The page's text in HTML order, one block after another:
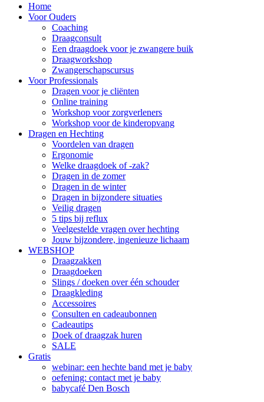
Home
Voor Ouders
Coaching
Draagconsult
Een draagdoek voor je zwangere buik
Draagworkshop
Zwangerschapscursus
Voor Professionals
Dragen voor je cliënten
Online training
Workshop voor zorgverleners
Workshop voor de kinderopvang
Dragen en Hechting
Voordelen van dragen
Ergonomie
Welke draagdoek of -zak?
Dragen in de zomer
Dragen in de winter
Dragen in bijzondere situaties
Veilig dragen
5 tips bij reflux
Veelgestelde vragen over hechting
Jouw bijzondere, ingenieuze lichaam
WEBSHOP
Draagzakken
Draagdoeken
Slings / doeken over één schouder
Draagkleding
Accessoires
Consulten en cadeaubonnen
Cadeautips
Doek of draagzak huren
SALE
Gratis
webinar: een hechte band met je baby
oefening: contact met je baby
babycafé Den Bosch